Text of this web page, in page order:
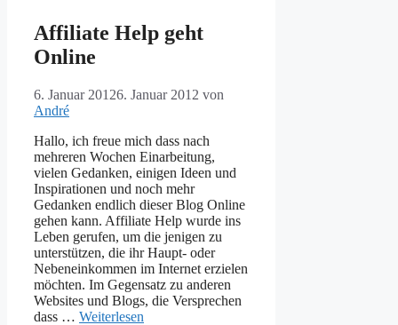
Affiliate Help geht
Online
6. Januar 20126. Januar 2012 von
André
Hallo, ich freue mich dass nach
mehreren Wochen Einarbeitung,
vielen Gedanken, einigen Ideen und
Inspirationen und noch mehr
Gedanken endlich dieser Blog Online
gehen kann. Affiliate Help wurde ins
Leben gerufen, um die jenigen zu
unterstützen, die ihr Haupt- oder
Nebeneinkommen im Internet erzielen
möchten. Im Gegensatz zu anderen
Websites und Blogs, die Versprechen
dass … Weiterlesen